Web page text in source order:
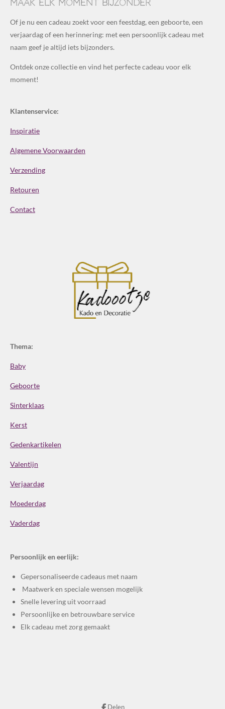
Maak elk moment bijzonder
Of je nu een cadeau zoekt voor een feestdag, een geboorte, een
verjaardag of een herinnering: met een persoonlijk cadeau met
naam geef je altijd iets bijzonders.
Ontdek onze collectie en vind het perfecte cadeau voor elk
moment!
Klantenservice:
Inspiratie
Algemene Voorwaarden
Verzending
Retouren
Contact
Thema:
Baby
Geboorte
Sinterklaas
Kerst
Gedenkartikelen
Valentijn
Verjaardag
Moederdag
Vaderdag
Persoonlijk en eerlijk:
Gepersonaliseerde cadeaus met naam
Maatwerk en speciale wensen mogelijk
Snelle levering uit voorraad
Persoonlijke en betrouwbare service
Elk cadeau met zorg gemaakt
Delen